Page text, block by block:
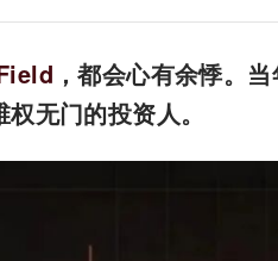
，都会心有余悸。
无门的投资人。